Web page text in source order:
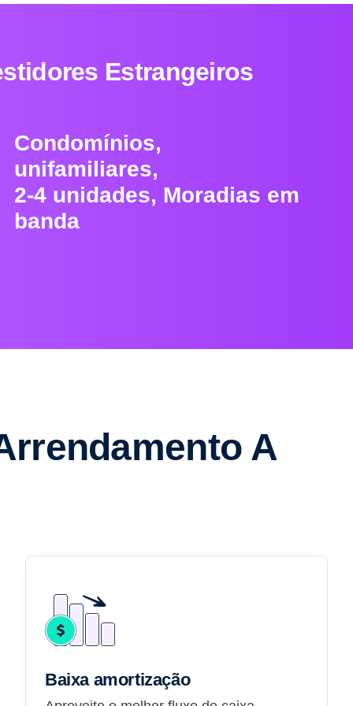
Estrangeiros
Condomínios,
unifamiliares,
2-4 unidades, Moradias em
banda
A
Baixa amortização